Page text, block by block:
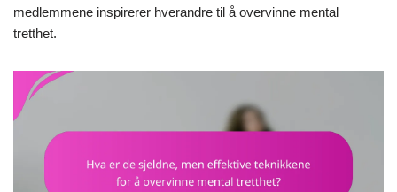
medlemmene inspirerer hverandre til å overvinne mental
tretthet.